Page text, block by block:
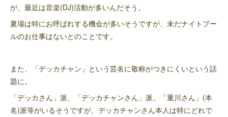
が、最近は音楽(DJ)活動が多いんだそう。
夏場は特にお呼ばれする機会が多いそうですが、未だナイトプー
ルのお仕事はないとのことです。
また、「デッカチャン」という芸名に敬称がつきにくいという話
題に。
「デッカさん」派、「デッカチャンさん」派、「重川さん」(本
名)派等がいるそうですが、デッカチャンさん本人は特にどれで